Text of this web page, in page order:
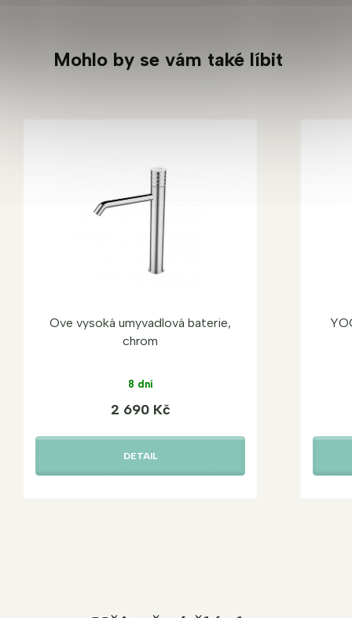
Mohlo by se vám také líbit
Ove vysoká umyvadlová baterie,
chrom
8 dní
2 690 Kč
DETAIL